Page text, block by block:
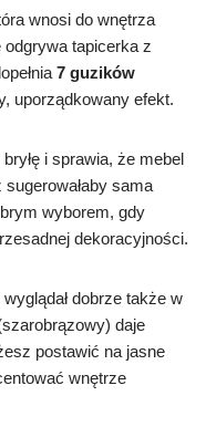
wnosi do wnętrza
tapicerka z
7 guzików
uporządkowany efekt.
i sprawia, że mebel
sama
wyborem, gdy
dekoracyjności.
dobrze także w
daje
postawić na jasne
wnętrze